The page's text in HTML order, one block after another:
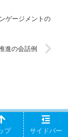
ゲージメントの
進の会話例
プ サイドバー